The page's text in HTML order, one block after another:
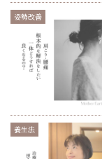
姿勢改善
養生法